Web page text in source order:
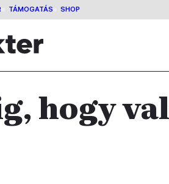
TÁMOGATÁS SHOP
hogy